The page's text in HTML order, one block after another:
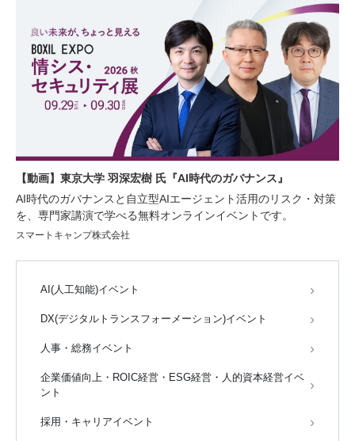
【動画】東京大学 羽深宏樹 氏『AI時代のガバナンス』
AI時代のガバナンスと自立型AIエージェント活用のリスク・対策
を、専門家講演で学べる無料オンラインイベントです。
スマートキャンプ株式会社
AI(人工知能)イベント
DX(デジタルトランスフォーメーション)イベント
人事・総務イベント
企業価値向上・ROIC経営・ESG経営・人的資本経営イベ
ント
採用・キャリアイベント